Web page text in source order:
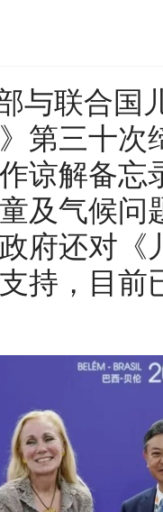
与联合国
第三十次
谅解备忘
及气候问
府还对《
持，目前